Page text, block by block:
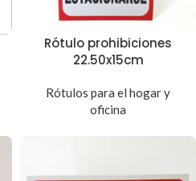
Rótulo prohibiciones
22.50x15cm
Rótulos para el hogar y
oficina